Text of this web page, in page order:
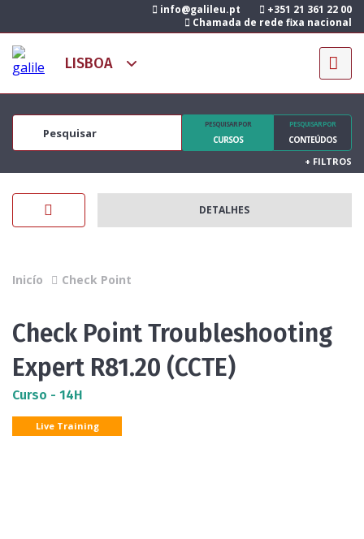
info@galileu.pt
+351 21 361 22 00
Chamada de rede fixa nacional
PESQUISAR POR
CURSOS
PESQUISAR POR
CONTEÚDOS
+ FILTROS
DETALHES
Inicío Check Point
Check Point Troubleshooting
Expert R81.20 (CCTE)
Curso - 14H
Live Training